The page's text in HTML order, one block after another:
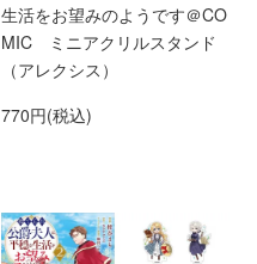
生活をお望みのようです＠CO
MIC ミニアクリルスタンド
（アレクシス）
770円(税込)